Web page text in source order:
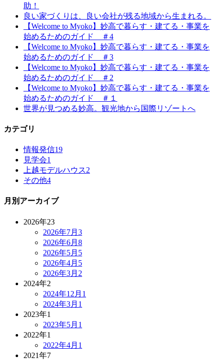
助！
良い家づくりは、良い会社が残る地域から生まれる。
【Welcome to Myoko】妙高で暮らす・建てる・事業を
始めるためのガイド ＃4
【Welcome to Myoko】妙高で暮らす・建てる・事業を
始めるためのガイド ＃3
【Welcome to Myoko】妙高で暮らす・建てる・事業を
始めるためのガイド ＃2
【Welcome to Myoko】妙高で暮らす・建てる・事業を
始めるためのガイド ＃１
世界が見つめる妙高。観光地から国際リゾートへ
カテゴリ
情報発信19
見学会1
上越モデルハウス2
その他4
月別アーカイブ
2026年23
2026年7月 3
2026年6月 8
2026年5月 5
2026年4月 5
2026年3月 2
2024年2
2024年12月 1
2024年3月 1
2023年1
2023年5月 1
2022年1
2022年4月 1
2021年7